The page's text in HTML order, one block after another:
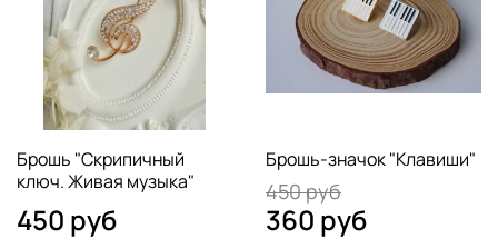
Брошь "Скрипичный
ключ. Живая музыка"
450 руб
Брошь-значок "Клавиши"
450 руб
360 руб